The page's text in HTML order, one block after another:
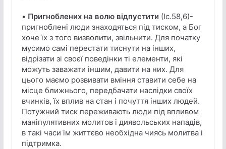
• Пригноблених на волю відпустити (Іс.58,6)-
пригноблені люди знаходяться під тиском, а Бог
хоче їх з того визволити, звільнити. Для початку
мусимо самі перестати тиснути на інших,
відрізати зі своєї поведінки ті елементи, які
можуть заважати іншим, давити на них. Для
цього маємо розвивати вміння ставити себе на
місце ближнього, передбачати наслідки своїх
вчинків, їх вплив на стан і почуття інших людей.
Потужний тиск переживають люди під впливом
маніпулятивних молитов і диявольських нападів,
в такі часи їм життєво необхідна чиясь молитва і
підтримка.